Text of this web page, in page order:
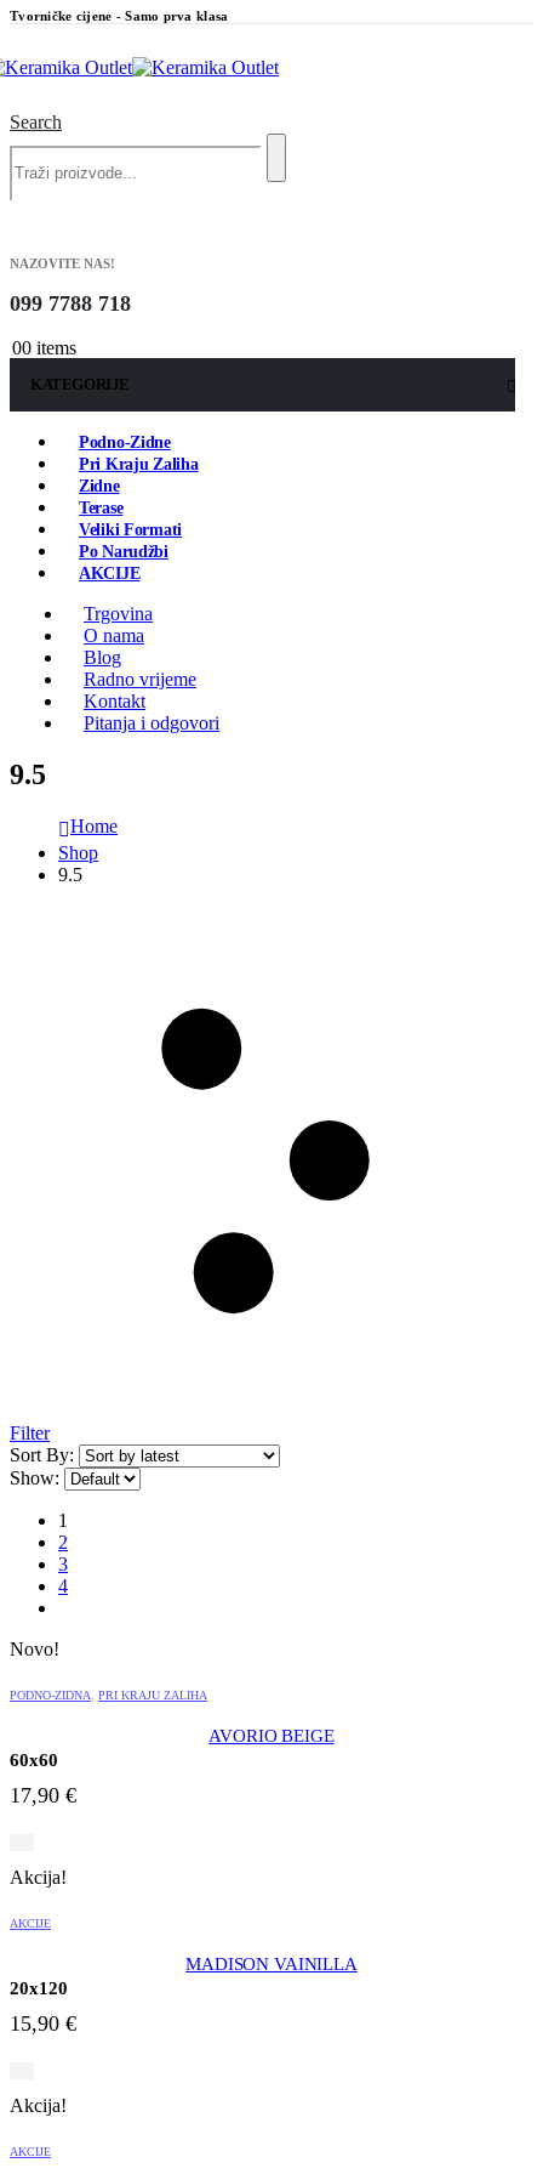
Tvorničke cijene - Samo prva klasa
Search
NAZOVITE NAS!
099 7788 718
00 items
KATEGORIJE
Podno-Zidne
Pri Kraju Zaliha
Zidne
Terase
Veliki Formati
Po Narudžbi
AKCIJE
Trgovina
O nama
Blog
Radno vrijeme
Kontakt
Pitanja i odgovori
9.5
Home
Shop
9.5
Filter
Sort By:
Show:
1
2
3
4
Novo!
PODNO-ZIDNA PRI KRAJU ZALIHA
AVORIO BEIGE
60x60
17,90 €
Akcija!
AKCIJE
MADISON VAINILLA
20x120
15,90 €
Akcija!
AKCIJE